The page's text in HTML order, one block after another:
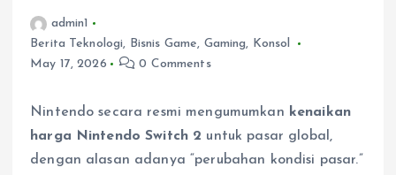
admin1
Berita Teknologi, Bisnis Game, Gaming, Konsol
May 17, 2026
0 Comments
Nintendo secara resmi mengumumkan kenaikan
harga Nintendo Switch 2 untuk pasar global,
dengan alasan adanya “perubahan kondisi pasar.”